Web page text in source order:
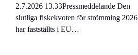
2.7.2026 13.33Pressmeddelande Den
slutliga fiskekvoten för strömming 2026
har fastställts i EU…